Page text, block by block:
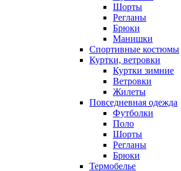
Шорты
Регланы
Брюки
Манишки
Спортивные костюмы
Куртки, ветровки
Куртки зимние
Ветровки
Жилеты
Повседневная одежда
Футболки
Поло
Шорты
Регланы
Брюки
Термобелье